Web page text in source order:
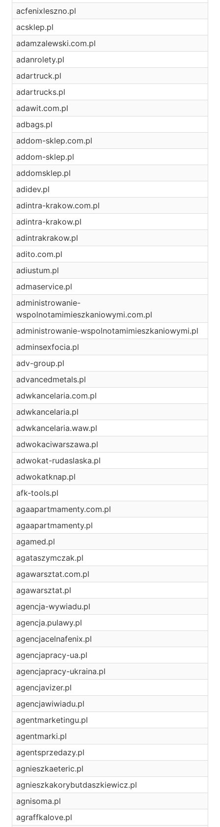
acfenixleszno.pl
acsklep.pl
adamzalewski.com.pl
adanrolety.pl
adartruck.pl
adartrucks.pl
adawit.com.pl
adbags.pl
addom-sklep.com.pl
addom-sklep.pl
addomsklep.pl
adidev.pl
adintra-krakow.com.pl
adintra-krakow.pl
adintrakrakow.pl
adito.com.pl
adiustum.pl
admaservice.pl
administrowanie-
wspolnotamimieszkaniowymi.com.pl
administrowanie-wspolnotamimieszkaniowymi.pl
adminsexfocia.pl
adv-group.pl
advancedmetals.pl
adwkancelaria.com.pl
adwkancelaria.pl
adwkancelaria.waw.pl
adwokaciwarszawa.pl
adwokat-rudaslaska.pl
adwokatknap.pl
afk-tools.pl
agaapartmamenty.com.pl
agaapartmamenty.pl
agamed.pl
agataszymczak.pl
agawarsztat.com.pl
agawarsztat.pl
agencja-wywiadu.pl
agencja.pulawy.pl
agencjacelnafenix.pl
agencjapracy-ua.pl
agencjapracy-ukraina.pl
agencjavizer.pl
agencjawiwiadu.pl
agentmarketingu.pl
agentmarki.pl
agentsprzedazy.pl
agnieszkaeteric.pl
agnieszkakorybutdaszkiewicz.pl
agnisoma.pl
agraffkalove.pl